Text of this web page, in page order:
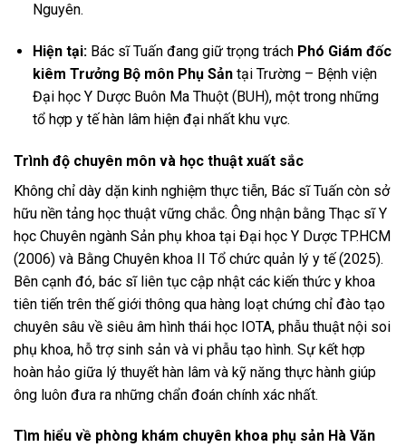
Nguyên.
Hiện tại:Bác sĩ Tuấn đang giữ trọng trách Phó Giám đốc
kiêm Trưởng Bộ môn Phụ Sảntại Trường – Bệnh viện
Đại học Y Dược Buôn Ma Thuột (BUH), một trong những
tổ hợp y tế hàn lâm hiện đại nhất khu vực.
Trình độ chuyên môn và học thuật xuất sắc
Không chỉ dày dặn kinh nghiệm thực tiễn, Bác sĩ Tuấn còn sở
hữu nền tảng học thuật vững chắc. Ông nhận bằng Thạc sĩ Y
học Chuyên ngành Sản phụ khoa tại Đại học Y Dược TP.HCM
(2006) và Bằng Chuyên khoa II Tổ chức quản lý y tế (2025).
Bên cạnh đó, bác sĩ liên tục cập nhật các kiến thức y khoa
tiên tiến trên thế giới thông qua hàng loạt chứng chỉ đào tạo
chuyên sâu về siêu âm hình thái học IOTA, phẫu thuật nội soi
phụ khoa, hỗ trợ sinh sản và vi phẫu tạo hình. Sự kết hợp
hoàn hảo giữa lý thuyết hàn lâm và kỹ năng thực hành giúp
ông luôn đưa ra những chẩn đoán chính xác nhất.
Tìm hiểu về phòng khám chuyên khoa phụ sản Hà Văn